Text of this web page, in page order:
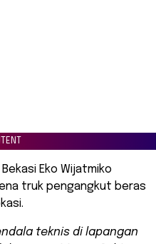
Eko Wijatmiko
truk pengangkut beras
teknis di lapangan